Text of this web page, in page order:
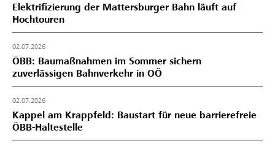
Elektrifizierung der Mattersburger Bahn läuft auf
Hochtouren
02.07.2026
ÖBB: Baumaßnahmen im Sommer sichern
zuverlässigen Bahnverkehr in OÖ
02.07.2026
Kappel am Krappfeld: Baustart für neue barrierefreie
ÖBB-Haltestelle